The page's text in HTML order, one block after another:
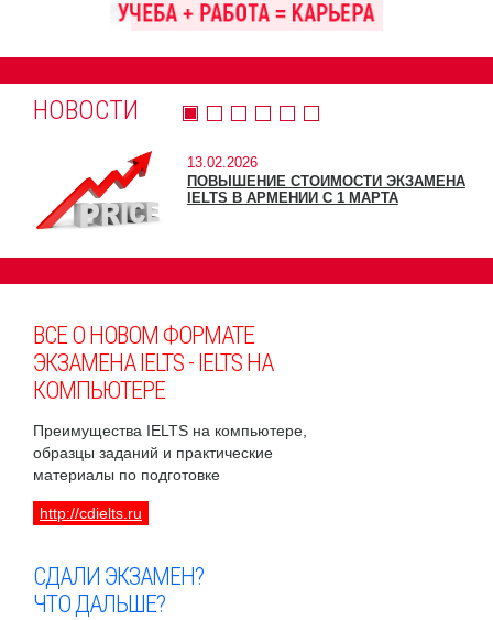
НОВОСТИ
13.02.2026
ПОВЫШЕНИЕ СТОИМОСТИ ЭКЗАМЕНА
IELTS В АРМЕНИИ С 1 МАРТА
ВСЕ О НОВОМ ФОРМАТЕ
ЭКЗАМЕНА IELTS - IELTS НА
КОМПЬЮТЕРЕ
Преимущества IELTS на компьютере,
образцы заданий и практические
материалы по подготовке
http://cdielts.ru
СДАЛИ ЭКЗАМЕН?
ЧТО ДАЛЬШЕ?